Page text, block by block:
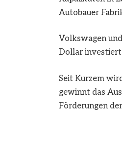
Autobauer
Volkswagen
Dollar investiert
Seit Kurzem
gewinnt das
Förderungen